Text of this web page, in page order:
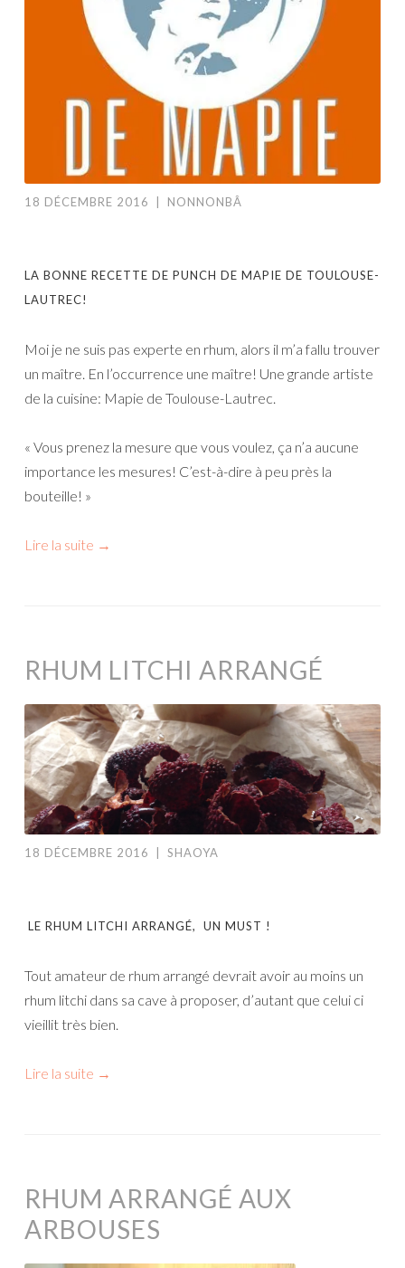
18 DÉCEMBRE 2016 NONNONBÂ
LA BONNE RECETTE DE PUNCH DE MAPIE DE TOULOUSE-
LAUTREC!
Moi je ne suis pas experte en rhum, alors il m’a fallu trouver
un maître. En l’occurrence une maître! Une grande artiste
de la cuisine: Mapie de Toulouse-Lautrec.
« Vous prenez la mesure que vous voulez, ça n’a aucune
importance les mesures! C’est-à-dire à peu près la
bouteille! »
Lire la suite →
RHUM LITCHI ARRANGÉ
18 DÉCEMBRE 2016 SHAOYA
LE RHUM LITCHI ARRANGÉ, UN MUST !
Tout amateur de rhum arrangé devrait avoir au moins un
rhum litchi dans sa cave à proposer, d’autant que celui ci
vieillit très bien.
Lire la suite →
RHUM ARRANGÉ AUX
ARBOUSES